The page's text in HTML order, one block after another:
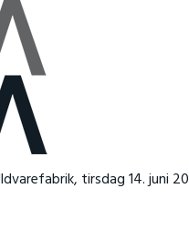
tirsdag 14. juni